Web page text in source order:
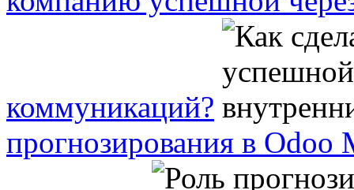
коммуникаций?
прогнозирования в